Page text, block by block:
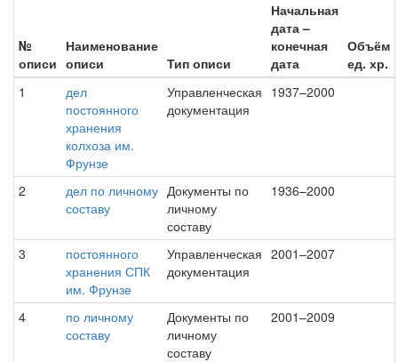
№
описи
Наименование
описи
Тип описи
Начальная
дата –
конечная
дата
Объём
ед. хр.
1
дел
постоянного
хранения
колхоза им.
Фрунзе
Управленческая
документация
1937–2000
2
дел по личному
составу
Документы по
личному
составу
1936–2000
3
постоянного
хранения СПК
им. Фрунзе
Управленческая
документация
2001–2007
4
по личному
составу
Документы по
личному
составу
2001–2009